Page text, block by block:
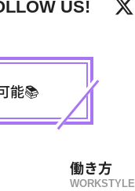
US!
能📚
働き方
WORKSTYLE